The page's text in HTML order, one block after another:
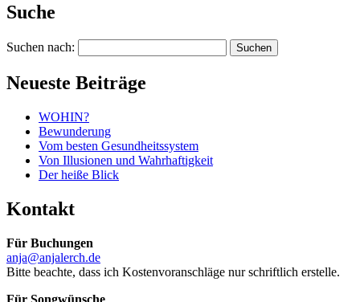
Suche
Suchen nach:
Neueste Beiträge
WOHIN?
Bewunderung
Vom besten Gesundheitssystem
Von Illusionen und Wahrhaftigkeit
Der heiße Blick
Kontakt
Für Buchungen
anja@anjalerch.de
Bitte beachte, dass ich Kostenvoranschläge nur schriftlich erstelle.
Für Songwünsche